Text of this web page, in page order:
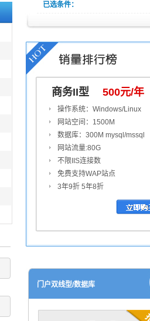
已选条件：
商务II型 500元/年
操作系统：Windows/Linux
网站空间：1500M
数据库：300M mysql/mssql
网站流量:80G
不限IIS连接数
免费支持WAP站点
3年9折 5年8折
门户双线型/数据库